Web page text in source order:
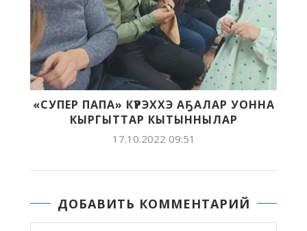
«CУПЕР ПАПА» КҮРЭХХЭ АҔАЛАР УОННА
КЫРГЫТТАР КЫТЫННЫЛАР
17.10.2022 09:51
ДОБАВИТЬ КОММЕНТАРИЙ